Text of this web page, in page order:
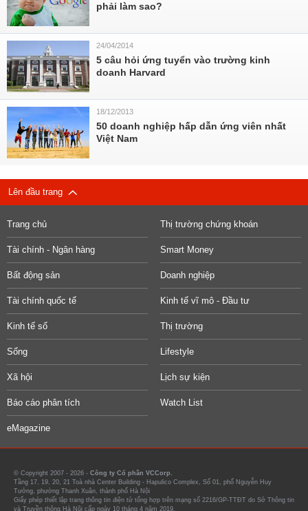
phải làm sao?
24/04/2014
5 câu hỏi ứng tuyển vào trường kinh
doanh Harvard
18/12/2013
50 doanh nghiệp hấp dẫn ứng viên nhất
Việt Nam
Lên đầu trang
Trang chủ Thị trường chứng khoán
Tài chính - Ngân hàng Smart Money
Bất động sản Doanh nghiệp
Tài chính quốc tế Kinh tế vĩ mô - Đầu tư
Kinh tế số Thị trường
Sống Lifestyle
Xã hội Lịch sự kiện
Báo cáo phân tích Watch List
eMagazine
© Copyright 2007 - 2026 - Công ty Cổ phần VCCorp.
Tầng 17, 19, 20, 21 Toà nhà Center Building - Hapulico Complex, Số 01, phố Nguyễn Huy
Tưởng, phường Thanh Xuân, thành phố Hà Nội
Giấy phép thiết lập trang thông tin điện tử tổng hợp trên mạng số 2216/GP-TTĐT do Sở Thông tin
và Truyền thông Hà Nội cấp ngày 10 tháng 4 năm 2019.